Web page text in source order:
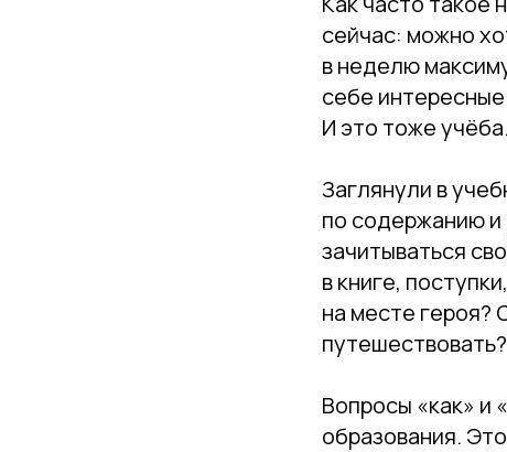
сейчас: можно
в неделю
себе
И это тоже учёба.
Заглянули в
по содержанию
зачитываться
в книге,
на месте героя?
Вопросы «как» и
образования.